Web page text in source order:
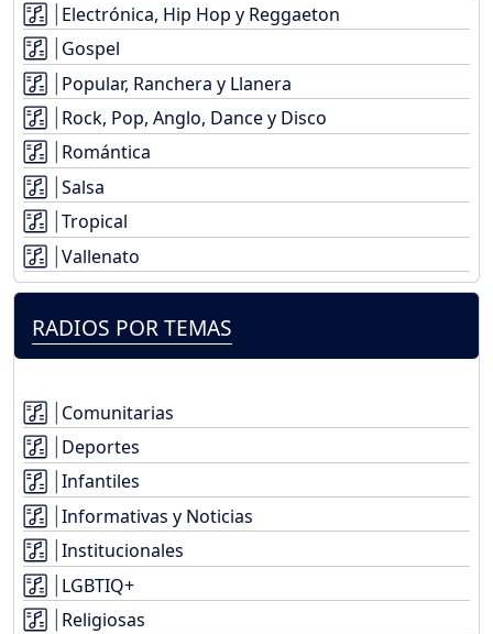
Electrónica, Hip Hop y Reggaeton
Gospel
Popular, Ranchera y Llanera
Rock, Pop, Anglo, Dance y Disco
Romántica
Salsa
Tropical
Vallenato
RADIOS POR TEMAS
Comunitarias
Deportes
Infantiles
Informativas y Noticias
Institucionales
LGBTIQ+
Religiosas